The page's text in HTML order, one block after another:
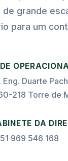
grande
para um
Eng. Duarte
218 Torre de
DA
969 546 168